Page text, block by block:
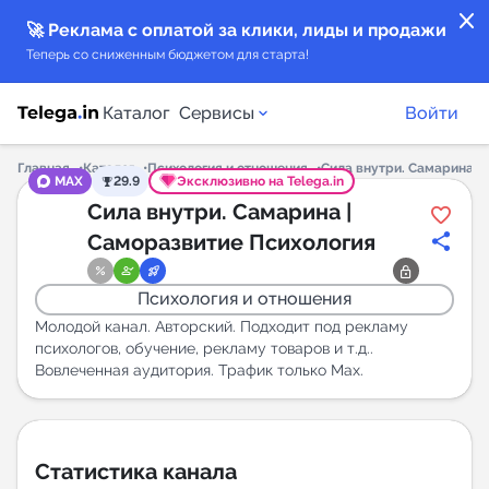
close
🚀 Реклама с оплатой за клики, лиды и продажи
Теперь со сниженным бюджетом для старта!
Каталог Сервисы
Каталог каналов
Каталог ботов
Горящие предложения
Индекс читаемости каналов в Telegram
New
New
Войти
Главная Каталог Психология и отношения
Сила внутри. Самарина |
MAX
29.9 Эксклюзивно на Telega.in
Сила внутри. Самарина |
Саморазвитие Психология
Психология и отношения
Молодой канал. Авторский. Подходит под рекламу
психологов, обучение, рекламу товаров и т.д..
Вовлеченная аудитория. Трафик только Мах.
Статистика канала